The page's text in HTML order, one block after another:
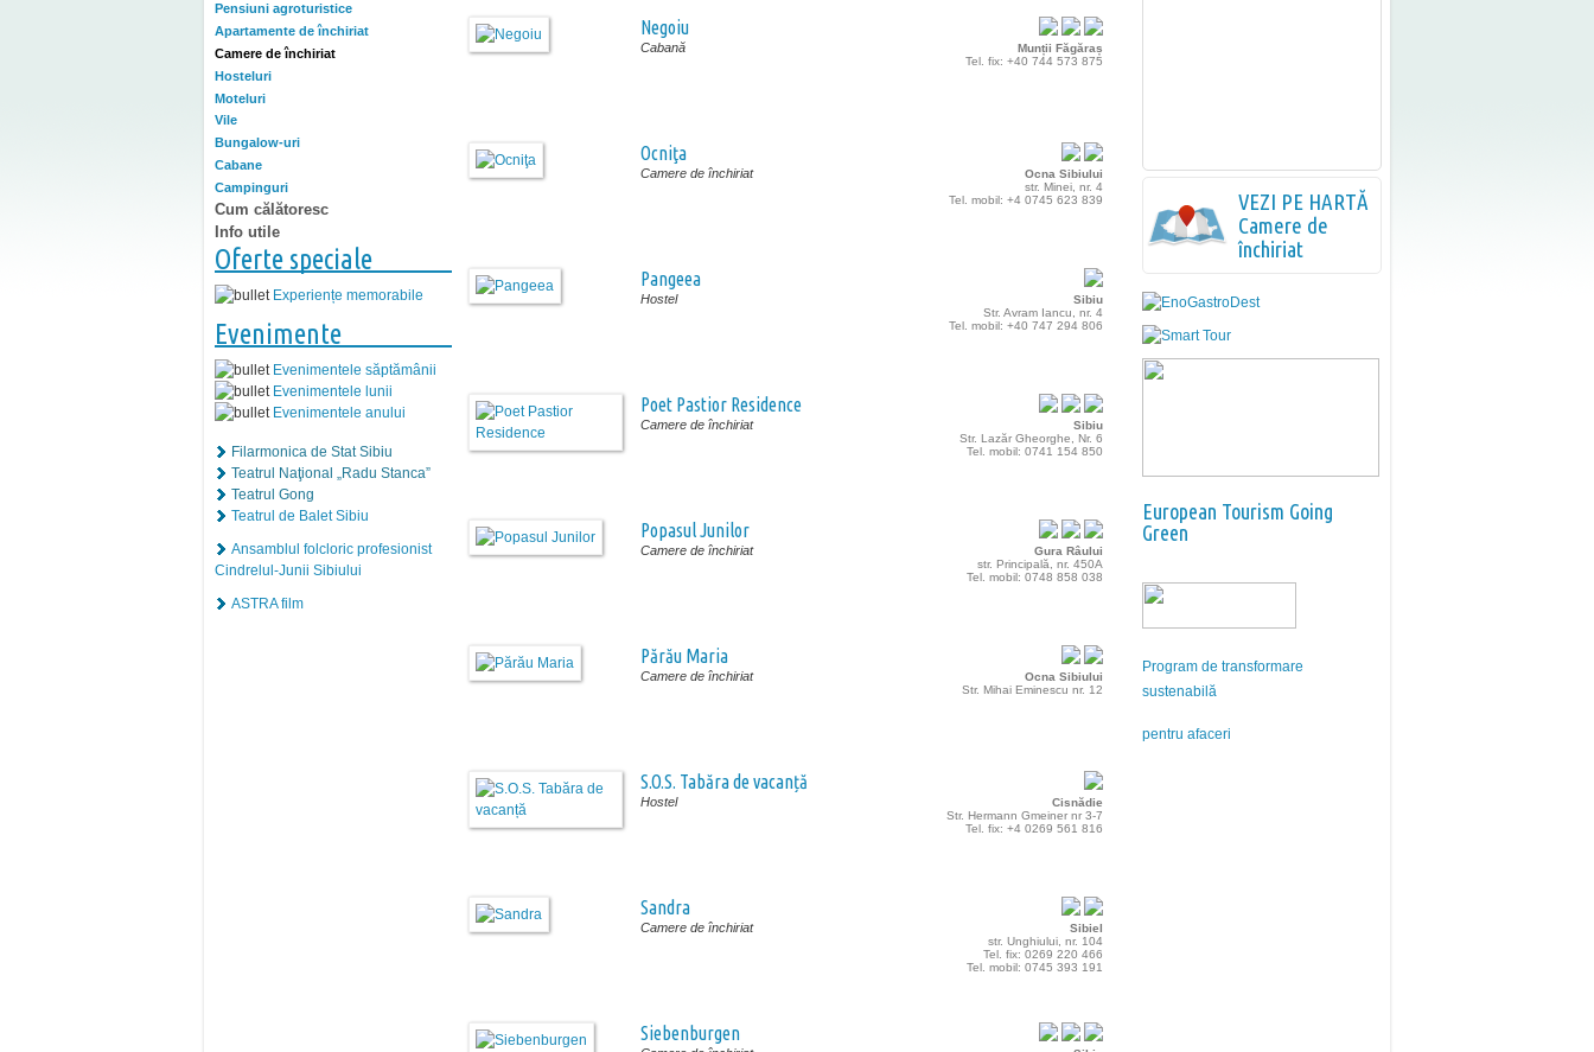
Pensiuni agroturistice
Apartamente de închiriat
Camere de închiriat
Hosteluri
Moteluri
Vile
Bungalow-uri
Cabane
Campinguri
Cum călătoresc
Info utile
Oferte speciale
Experiențe memorabile
Evenimente
Evenimentele săptămânii
Evenimentele lunii
Evenimentele anului
Filarmonica de Stat Sibiu
Teatrul Naţional „Radu Stanca”
Teatrul Gong
Teatrul de Balet Sibiu
Ansamblul folcloric profesionist
Cindrelul-Junii Sibiului
ASTRA film
Negoiu
Munții Făgăraș
Tel. fix: +40 744 573 875
Cabană
Ocniţa
Ocna Sibiului
str. Minei, nr. 4
Tel. mobil: +4 0745 623 839
Camere de închiriat
Pangeea
Sibiu
Str. Avram Iancu, nr. 4
Tel. mobil: +40 747 294 806
Hostel
Poet Pastior Residence
Sibiu
Str. Lazăr Gheorghe, Nr. 6
Tel. mobil: 0741 154 850
Camere de închiriat
Popasul Junilor
Gura Râului
str. Principală, nr. 450A
Tel. mobil: 0748 858 038
Camere de închiriat
Părău Maria
Ocna Sibiului
Str. Mihai Eminescu nr. 12
Camere de închiriat
S.O.S. Tabăra de vacanță
Cisnădie
Str. Hermann Gmeiner nr 3-7
Tel. fix: +4 0269 561 816
Hostel
Sandra
Sibiel
str. Unghiului, nr. 104
Tel. fix: 0269 220 466
Tel. mobil: 0745 393 191
Camere de închiriat
Siebenburgen
VEZI PE HARTĂ
Camere de
închiriat
European Tourism Going
Green
Program de transformare
sustenabilă
pentru afaceri